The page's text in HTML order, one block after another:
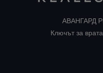
АВАНГАРД
Ключът за